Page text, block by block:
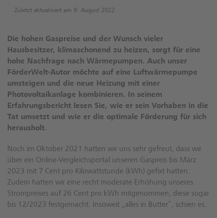
Zuletzt aktualisiert am 9. August 2022
Die hohen Gaspreise und der Wunsch vieler
Hausbesitzer, klimaschonend zu heizen, sorgt für eine
hohe Nachfrage nach Wärmepumpen. Auch unser
FörderWelt-Autor möchte auf eine Luftwärmepumpe
umsteigen und die neue Heizung mit einer
Photovoltaikanlage kombinieren. In seinem
Erfahrungsbericht lesen Sie, wie er sein Vorhaben in die
Tat umsetzt und wie er die optimale Förderung für sich
herausholt.
Noch im Oktober 2021 hatten wir uns sehr gefreut, dass wir
über ein Online-Vergleichsportal unseren Gaspreis bis März
2023 mit 7 Cent pro Kilowattstunde (kWh) gefixt hatten.
Zudem hatten wir eine recht moderate Erhöhung unseres
Strompreises auf 26 Cent pro kWh mitgenommen, diese sogar
bis 12/2023 festgemacht. Insoweit „alles in Butter“, schien es.